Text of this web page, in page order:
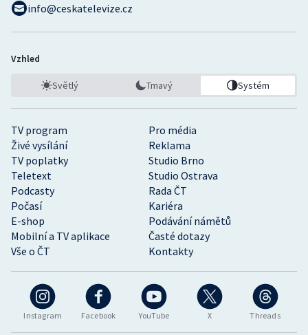
Instagram Facebook YouTube X Threads
TV program
Pro média
Živé vysílání
Reklama
TV poplatky
Studio Brno
Teletext
Studio Ostrava
Podcasty
Rada ČT
Počasí
Kariéra
E-shop
Podávání námětů
Mobilní a TV aplikace
Časté dotazy
Vše o ČT
Kontakty
info@ceskatelevize.cz
Vzhled
Světlý Tmavý Systém